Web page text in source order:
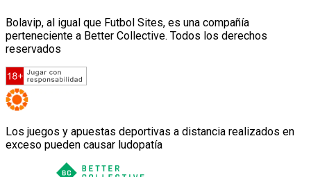
Bolavip, al igual que Futbol Sites, es una compañía
perteneciente a Better Collective. Todos los derechos
reservados
Los juegos y apuestas deportivas a distancia realizados en
exceso pueden causar ludopatía